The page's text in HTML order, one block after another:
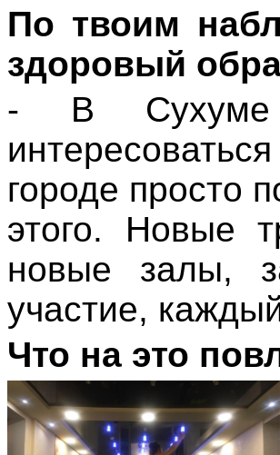
По твоим
здоровый
- В Сухуме
городе просто
этого. Новые
новые залы,
участие,
Что на это